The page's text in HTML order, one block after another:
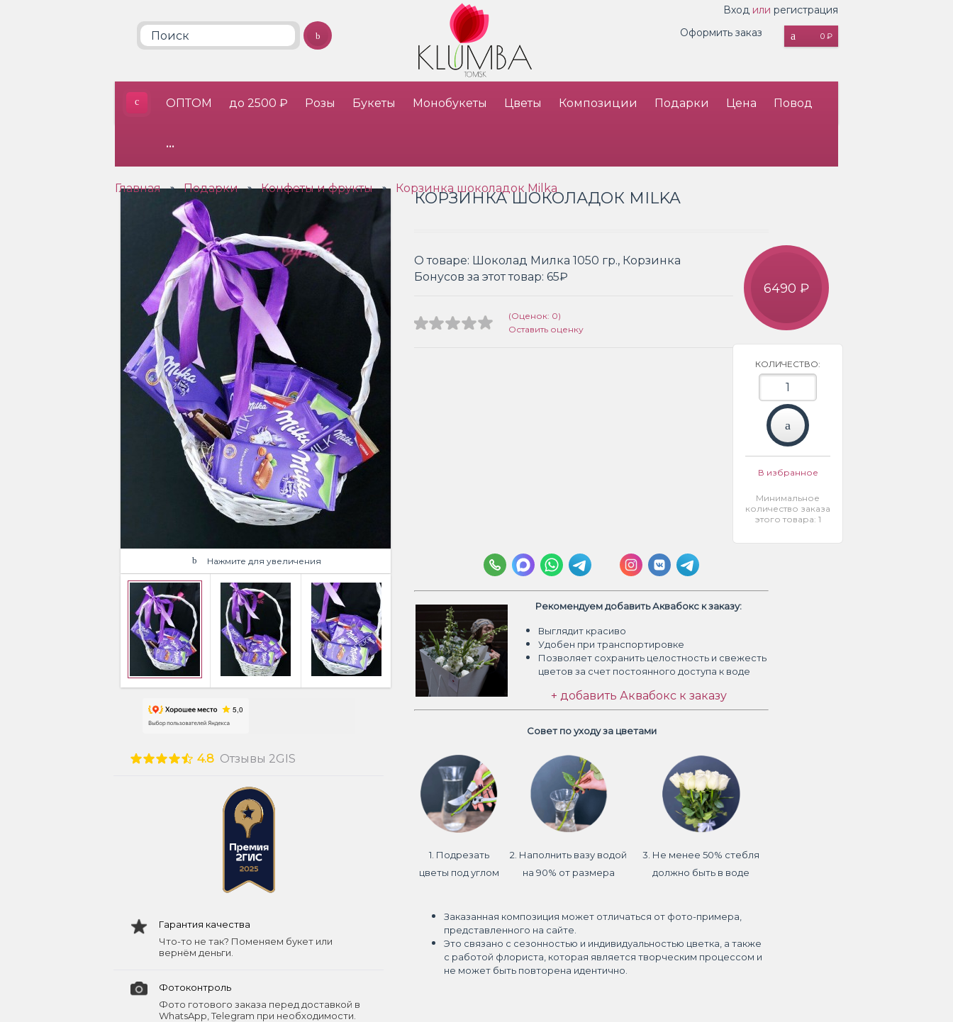
Вход или регистрация
0 ₽
Оформить заказ
ОПТОМ до 2500 ₽ Розы Букеты Монобукеты Цветы Композиции Подарки Цена Повод
•••
Главная » Подарки » Конфеты и фрукты » Корзинка шоколадок Milka
Нажмите для увеличения
4.8 Отзывы 2GIS
Гарантия качества
Что-то не так? Поменяем букет или
вернём деньги.
Фотоконтроль
Фото готового заказа перед доставкой в
WhatsApp, Telegram при необходимости.
КОРЗИНКА ШОКОЛАДОК MILKA
О товаре: Шоколад Милка 1050 гр., Корзинка
Бонусов за этот товар: 65₽
(Оценок: 0)
Оставить оценку
6490 ₽
КОЛИЧЕСТВО:
В избранное
Минимальное
количество заказа
этого товара: 1
Рекомендуем добавить Аквабокс к заказу:
Выглядит красиво
Удобен при транспортировке
Позволяет сохранить целостность и свежесть
цветов за счет постоянного доступа к воде
+ добавить Аквабокс к заказу
Совет по уходу за цветами
1. Подрезать
цветы под углом
2. Наполнить вазу водой
на 90% от размера
3. Не менее 50% стебля
должно быть в воде
Заказанная композиция может отличаться от фото-примера,
представленного на сайте.
Это связано с сезонностью и индивидуальностью цветка, а также
с работой флориста, которая является творческим процессом и
не может быть повторена идентично.